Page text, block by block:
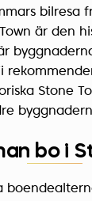
bilresa
är den
Stone
bo i